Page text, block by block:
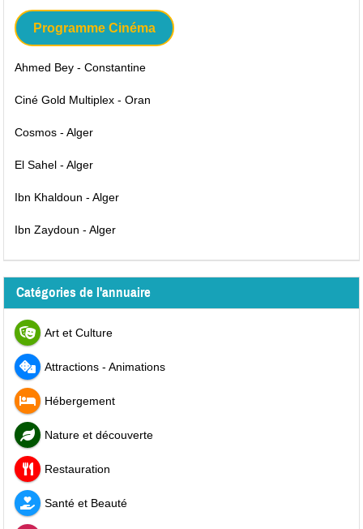
Programme Cinéma
Ahmed Bey - Constantine
Ciné Gold Multiplex - Oran
Cosmos - Alger
El Sahel - Alger
Ibn Khaldoun - Alger
Ibn Zaydoun - Alger
Catégories de l'annuaire
Art et Culture
Attractions - Animations
Hébergement
Nature et découverte
Restauration
Santé et Beauté